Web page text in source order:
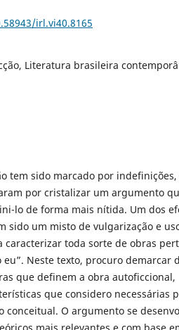
irl.vi40.8165
Literatura brasileira
tem sido marcado por
por cristalizar um argumento
lo de forma mais nítida. Um dos
sido um misto de vulgarização e
caracterizar toda sorte de obras
eu”. Neste texto, procuro demarcar
que definem a obra autoficcional,
que considero necessárias
conceitual. O argumento se